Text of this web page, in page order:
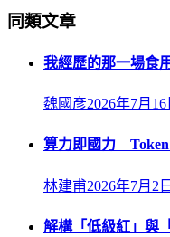
同類文章
我經歷的那一場食
魏國彥2026年7月16
算力即國力 Token
林建甫2026年7月2日
解構「低級紅」與